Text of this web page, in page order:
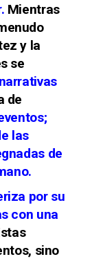
Mientras
y la
se
narrativas
de
las
de
por su
con una
sino